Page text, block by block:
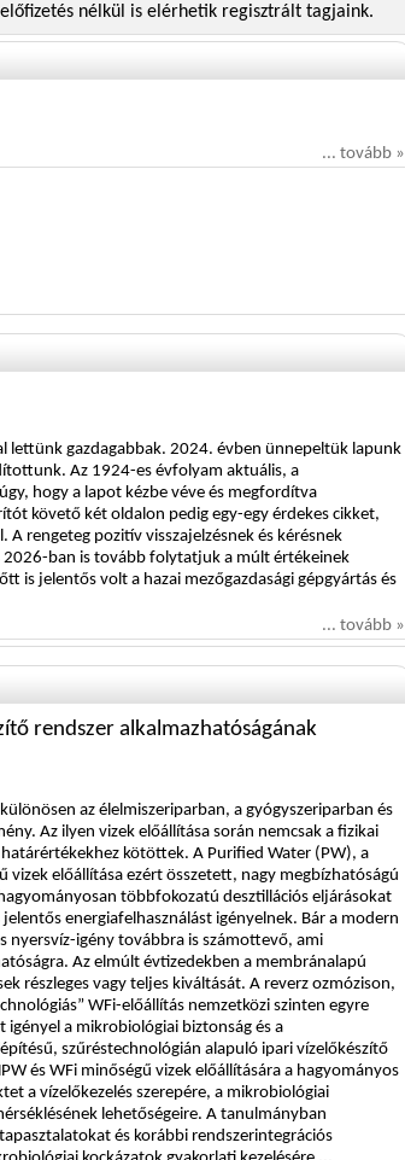
nélkül is elérhetik regisztrált tagjaink.
... tovább »
lettünk gazdagabbak. 2024. évben ünnepeltük lapunk
Az 1924-es évfolyam aktuális, a
hogy a lapot kézbe véve és megfordítva
követő két oldalon pedig egy-egy érdekes cikket,
rengeteg pozitív visszajelzésnek és kérésnek
ban is tovább folytatjuk a múlt értékeinek
is jelentős volt a hazai mezőgazdasági gépgyártás és
... tovább »
rendszer alkalmazhatóságának
az élelmiszeriparban, a gyógyszeriparban és
Az ilyen vizek előállítása során nemcsak a fizikai
kötöttek. A Purified Water (PW), a
előállítása ezért összetett, nagy megbízhatóságú
többfokozatú desztillációs eljárásokat
energiafelhasználást igényelnek. Bár a modern
nyersvíz-igény továbbra is számottevő, ami
Az elmúlt évtizedekben a membránalapú
részleges vagy teljes kiváltását. A reverz ozmózison,
WFi-előállítás nemzetközi szinten egyre
a mikrobiológiai biztonság és a
szűréstechnológián alapuló ipari vízelőkészítő
és WFi minőségű vizek előállítására a hagyományos
a vízelőkezelés szerepére, a mikrobiológiai
lehetőségeire. A tanulmányban
és korábbi rendszerintegrációs